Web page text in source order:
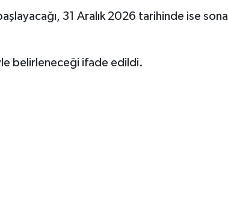
31 Aralık 2026 tarihinde ise sona
belirleneceği ifade edildi.